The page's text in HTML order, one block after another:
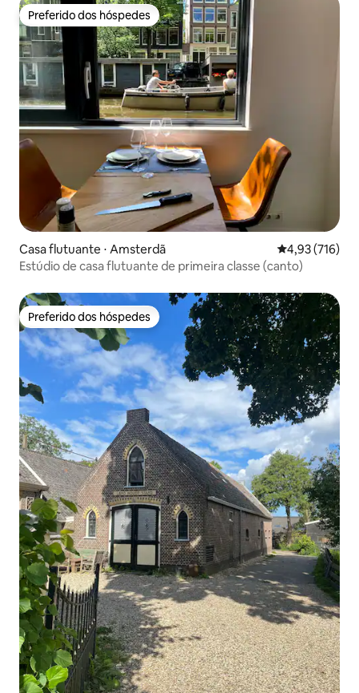
Preferido dos hóspedes
Preferido dos hóspedes
Casa flutuante ⋅ Amsterdã 4,93 de uma
4,93 (716)
Estúdio de casa flutuante de primeira classe (canto)
Preferido dos hóspedes
Preferido dos hóspedes